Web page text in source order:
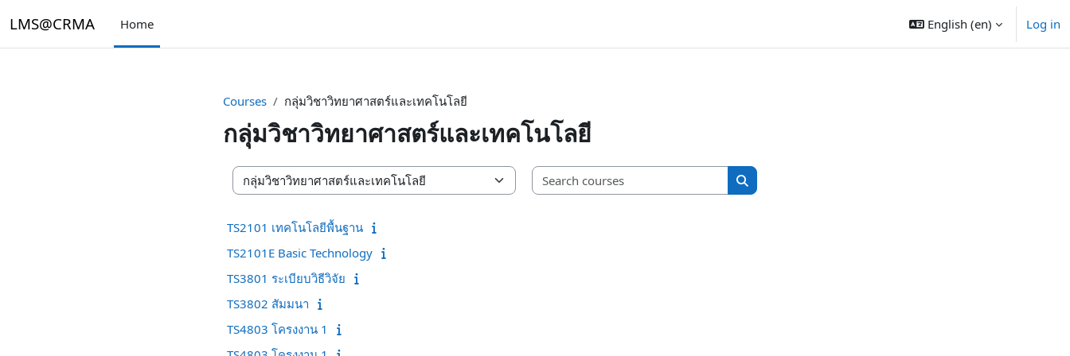
LMS@CRMA Home English ‎(en)‎ Log in
Courses กลุ่มวิชาวิทยาศาสตร์และเทคโนโลยี
กลุ่มวิชาวิทยาศาสตร์และเทคโนโลยี
Course categories
Search courses
Search courses
TS2101 เทคโนโลยีพื้นฐาน
TS2101E Basic Technology
TS3801 ระเบียบวิธีวิจัย
TS3802 สัมมนา
TS4803 โครงงาน 1